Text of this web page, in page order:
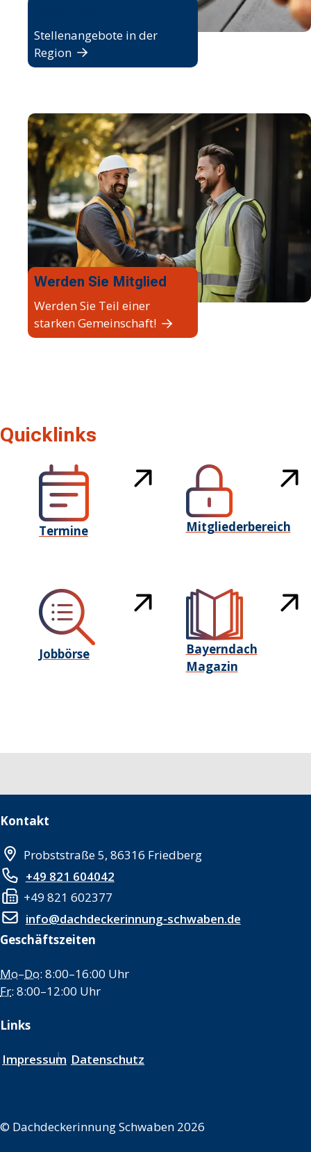
Stellenangebote in der
Region
Werden Sie Mitglied
Werden Sie Teil einer
starken Gemeinschaft!
Quicklinks
Termine Mitgliederbereich
Jobbörse
Bayerndach
Magazin
Kontakt
Probststraße 5, 86316 Friedberg
+49 821 604042
+49 821 602377
info@dachdeckerinnung-schwaben.de
Geschäftszeiten
Mo–Do: 8:00–16:00 Uhr
Fr: 8:00–12:00 Uhr
Links
Impressum Datenschutz
© Dachdeckerinnung Schwaben 2026